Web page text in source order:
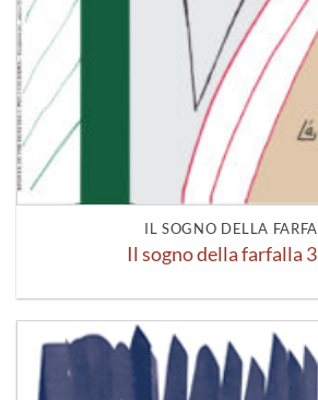
IL SOGNO DELLA
Il sogno della farfalla